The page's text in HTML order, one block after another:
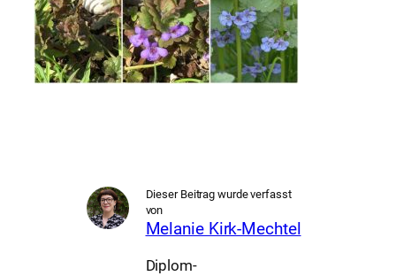
Dieser Beitrag wurde verfasst
von
Melanie Kirk-Mechtel
Diplom-